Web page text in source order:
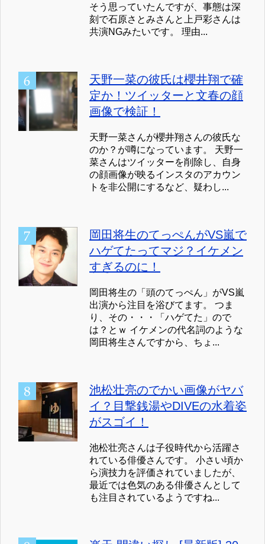
そう思っていたんですが、事態は深
刻で石原さとみさんと上戸彩さんは
共演NGみたいです。 理由...
天野一菜の彼氏は櫻井翔で確
定か！ツイッターと文春の顔
画像で検証！
天野一菜さんが櫻井翔さんの彼氏な
のか？が噂になっています。 天野一
菜さんはツイッターを削除し、自身
の顔画像が映るインスタのアカウン
トを非公開にするなど、疑わし...
岡田将生のてっぺんがVS嵐で
ハゲてたってマジ？イケメン
すぎるのに！
岡田将生の「頭のてっぺん」がVS嵐
出演から注目を浴びてます。 つま
り、その・・・「ハゲてた」ので
は？とｗ イケメンの代名詞のような
岡田将生さんですから、ちょ...
池松壮亮のでかい画像がヤバ
イ？目撃銭湯やDIVEの水着姿
がスゴイ！
池松壮亮さんは子役時代から活躍さ
れている俳優さんです。 小さい頃か
ら演技力を評価されていましたが、
最近では色気のある俳優さんとして
も注目されているようですね...